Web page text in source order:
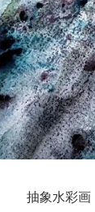
抽象水彩画